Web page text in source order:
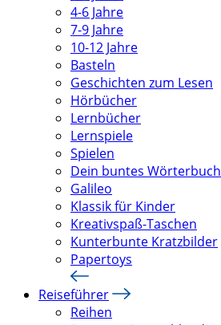
4-6 Jahre
7-9 Jahre
10-12 Jahre
Basteln
Geschichten zum Lesen
Hörbücher
Lernbücher
Lernspiele
Spielen
Dein buntes Wörterbuch
Galileo
Klassik für Kinder
Kreativspaß-Taschen
Kunterbunte Kratzbilder
Papertoys
Reiseführer
Reihen